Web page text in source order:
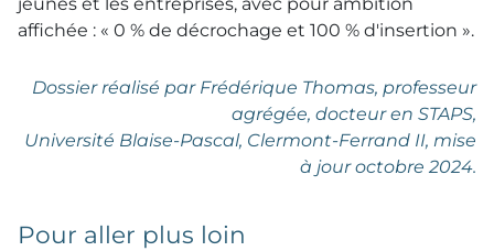
jeunes et les entreprises, avec pour ambition
affichée : « 0 % de décrochage et 100 % d'insertion ».
Dossier réalisé par Frédérique Thomas, professeur
agrégée, docteur en STAPS,
Université Blaise-Pascal, Clermont-Ferrand II, mise
à jour octobre 2024.
Pour aller plus loin